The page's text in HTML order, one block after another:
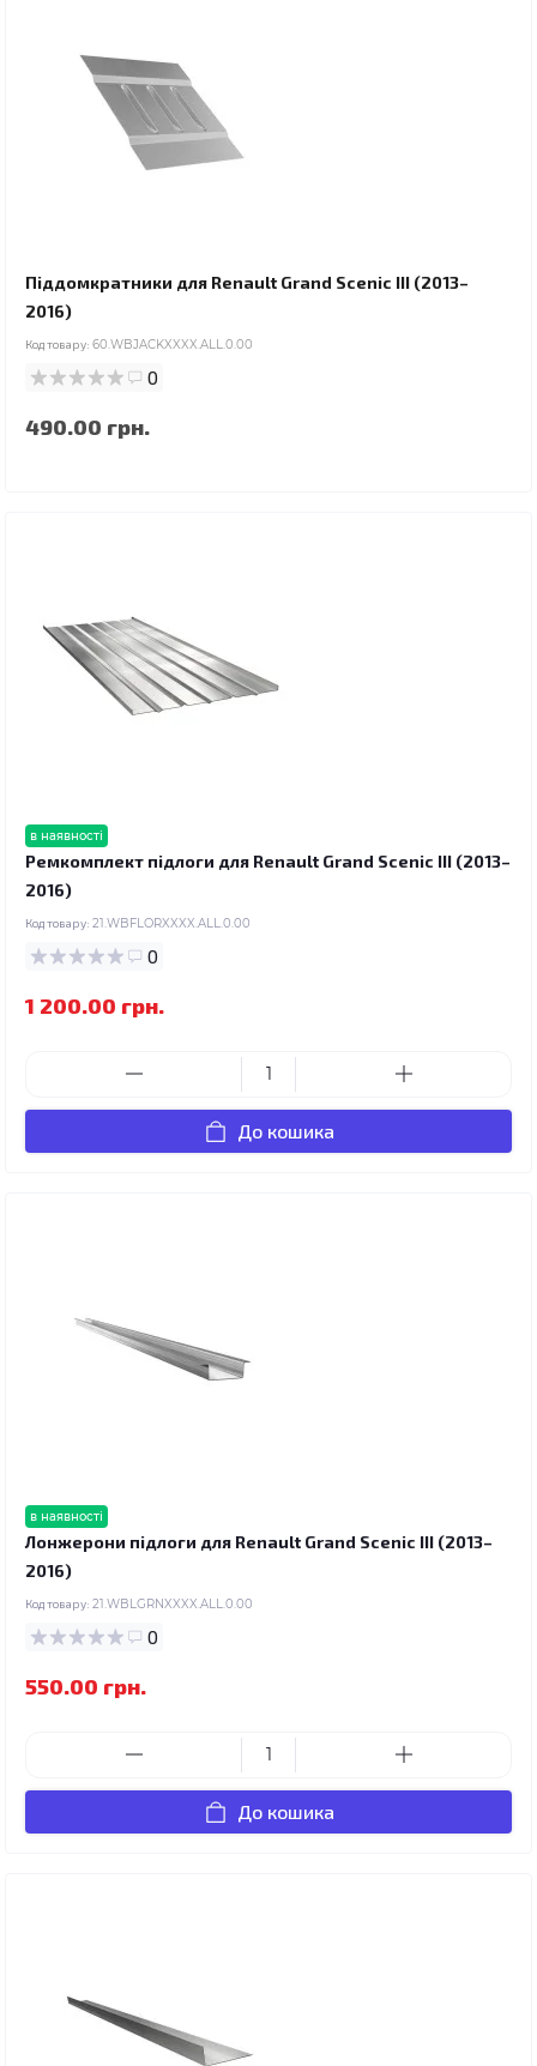
Піддомкратники для Renault Grand Scenic III (2013–
2016)
Код товару: 60.WBJACKXXXX.ALL.0.00
0
490.00 грн.
в наявності
Ремкомплект підлоги для Renault Grand Scenic III (2013–
2016)
Код товару: 21.WBFLORXXXX.ALL.0.00
0
1 200.00 грн.
До кошика
в наявності
Лонжерони підлоги для Renault Grand Scenic III (2013–
2016)
Код товару: 21.WBLGRNXXXX.ALL.0.00
0
550.00 грн.
До кошика